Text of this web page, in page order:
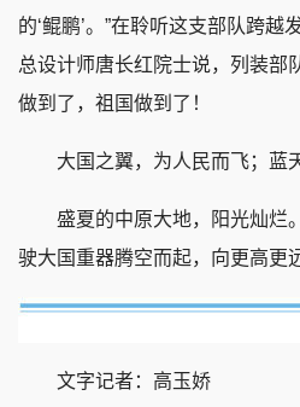
的‘鲲鹏’。”在聆听这支部队跨
总设计师唐长红院士说，列装部
做到了，祖国做到了！
大国之翼，为人民而飞；蓝天
盛夏的中原大地，阳光灿烂
驶大国重器腾空而起，向更高更
文字记者：高玉娇